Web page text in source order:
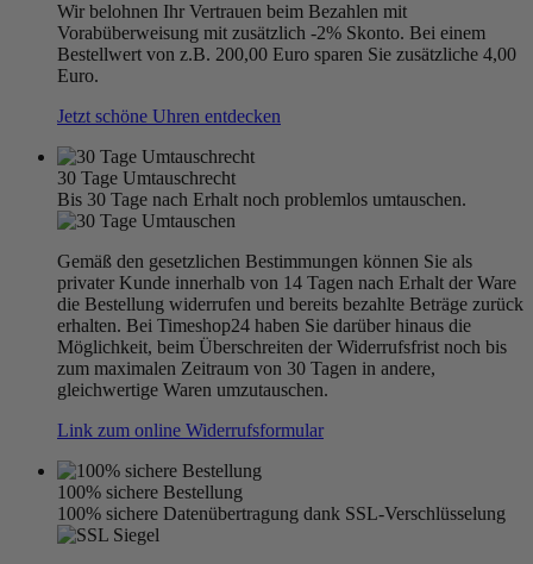
Wir belohnen Ihr Vertrauen beim Bezahlen mit
Vorabüberweisung mit zusätzlich -2% Skonto. Bei einem
Bestellwert von z.B. 200,00 Euro sparen Sie zusätzliche 4,00
Euro.
Jetzt schöne Uhren entdecken
30 Tage Umtauschrecht
Bis 30 Tage nach Erhalt noch problemlos umtauschen.
Gemäß den gesetzlichen Bestimmungen können Sie als
privater Kunde innerhalb von 14 Tagen nach Erhalt der Ware
die Bestellung widerrufen und bereits bezahlte Beträge zurück
erhalten. Bei Timeshop24 haben Sie darüber hinaus die
Möglichkeit, beim Überschreiten der Widerrufsfrist noch bis
zum maximalen Zeitraum von 30 Tagen in andere,
gleichwertige Waren umzutauschen.
Link zum online Widerrufsformular
100% sichere Bestellung
100% sichere Datenübertragung dank SSL-Verschlüsselung